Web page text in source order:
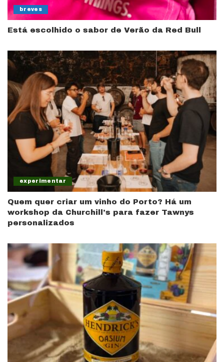
breves
Está escolhido o sabor de Verão da Red Bull
experimentar
Quem quer criar um vinho do Porto? Há um
workshop da Churchill’s para fazer Tawnys
personalizados